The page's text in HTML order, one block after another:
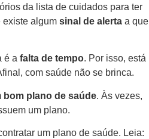
da lista de cuidados para ter
existe algum sinal de alerta a que
é a falta de tempo. Por isso, está
com saúde não se brinca.
bom plano de saúde. Às vezes,
um plano.
um plano de saúde. Leia: